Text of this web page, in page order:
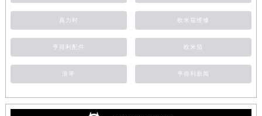
真力时 欧米茄维修
亨得利配件 欧米茄
浪琴 亨得利新闻